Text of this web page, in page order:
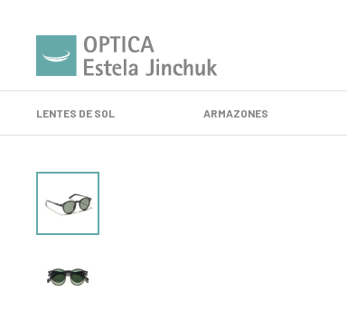
LENTES DE SOL ARMAZONES